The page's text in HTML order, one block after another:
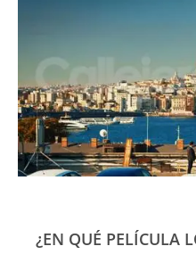
¿EN QUÉ PELÍCULA